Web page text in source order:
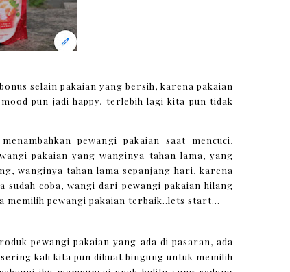
selain pakaian yang bersih, karena pakaian
pun jadi happy, terlebih lagi kita pun tidak
pewangi pakaian saat mencuci,
pakaian yang wanginya tahan lama, yang
wanginya tahan lama sepanjang hari, karena
coba, wangi dari pewangi pakaian hilang
memilih pewangi pakaian terbaik..lets start...
pewangi pakaian yang ada di pasaran, ada
kali kita pun dibuat bingung untuk memilih